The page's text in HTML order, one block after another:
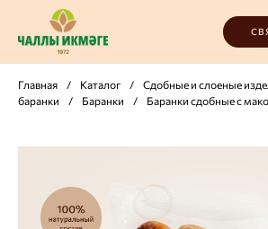
Главная / Каталог / Сдобные и слоеные
баранки
/ Баранки / Баранки сдобные с